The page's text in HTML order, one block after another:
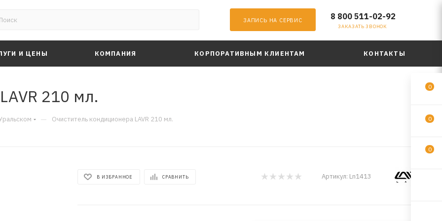
ЗАПИСЬ НА СЕРВИС 8 800 511-02-92
ЗАКАЗАТЬ ЗВОНОК
И ЦЕНЫ КОМПАНИЯ КОРПОРАТИВНЫМ КЛИЕНТАМ КОНТАКТЫ
210 мл.
— Очиститель кондиционера LAVR 210 мл.
В ИЗБРАННОЕ СРАВНИТЬ Артикул: Ln1413
0
0
0